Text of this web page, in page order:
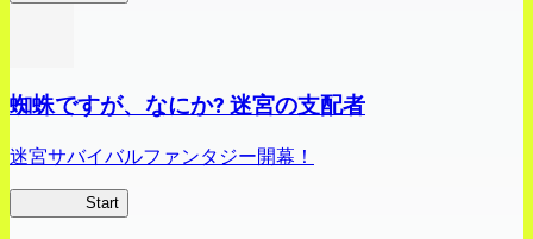
蜘蛛ですが、なにか? 迷宮の支配者
迷宮サバイバルファンタジー開幕！
Start